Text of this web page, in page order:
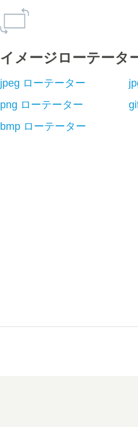
イメージローテータ
jpeg ローテーター
png ローテーター
bmp ローテーター